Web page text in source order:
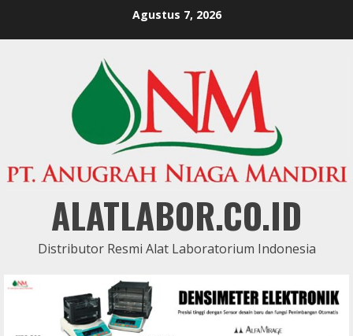
Agustus 7, 2026
ALATLABOR.CO.ID
Distributor Resmi Alat Laboratorium Indonesia